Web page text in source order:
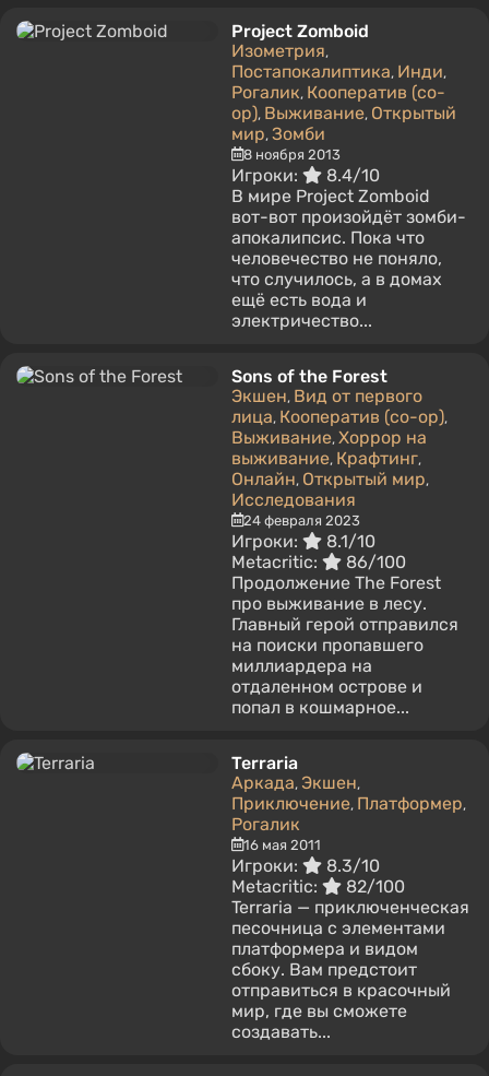
Project Zomboid
Изометрия,
Постапокалиптика, Инди,
Рогалик, Кооператив (co-
op), Выживание, Открытый
мир, Зомби
8 ноября 2013
Игроки:
8.4/10
В мире Project Zomboid
вот-вот произойдёт зомби-
апокалипсис. Пока что
человечество не поняло,
что случилось, а в домах
ещё есть вода и
электричество...
Sons of the Forest
Экшен, Вид от первого
лица, Кооператив (co-op),
Выживание, Хоррор на
выживание, Крафтинг,
Онлайн, Открытый мир,
Исследования
24 февраля 2023
Игроки:
8.1/10
Metacritic:
86/100
Продолжение The Forest
про выживание в лесу.
Главный герой отправился
на поиски пропавшего
миллиардера на
отдаленном острове и
попал в кошмарное...
Terraria
Аркада, Экшен,
Приключение, Платформер,
Рогалик
16 мая 2011
Игроки:
8.3/10
Metacritic:
82/100
Terraria — приключенческая
песочница с элементами
платформера и видом
сбоку. Вам предстоит
отправиться в красочный
мир, где вы сможете
создавать...